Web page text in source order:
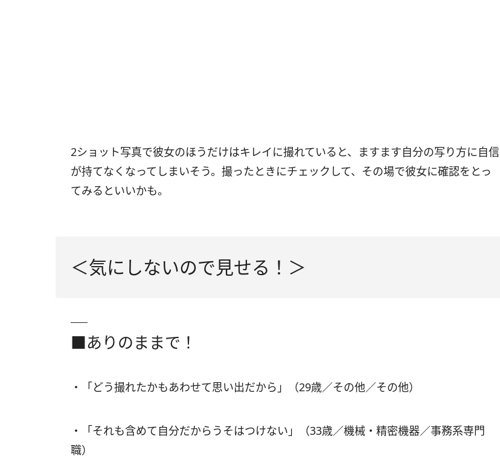
2ショット写真で彼女のほうだけはキレイに撮れていると、ますます自分の写り方に自信
が持てなくなってしまいそう。撮ったときにチェックして、その場で彼女に確認をとっ
てみるといいかも。
＜気にしないので見せる！＞
■ありのままで！
・「どう撮れたかもあわせて思い出だから」（29歳／その他／その他）
・「それも含めて自分だからうそはつけない」（33歳／機械・精密機器／事務系専門
職）